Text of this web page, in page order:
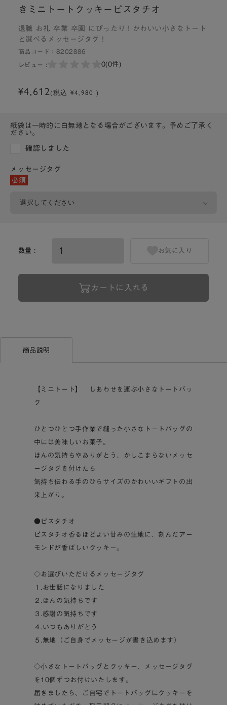
きミニトートクッキーピスタチオ
退職 お礼 卒業 卒園 にぴったり！かわいい小さなトート
と選べるメッセージタグ！
商品コード： 8202886
レビュー : 0(0件)
¥4,612 (税込 ¥4,980 )
紙袋は一時的に白無地となる場合がございます。予めご了承く
ださい。
確認しました
メッセージタグ
必須
数量 :
カートに入れる
お気に入り
商品説明
【ミニトート】 しあわせを運ぶ小さなトートバッ
ク
ひとつひとつ手作業で縫った小さなトートバッグの
中には美味しいお菓子。
ほんの気持ちやありがとう、かしこまらないメッセ
ージタグを付けたら
気持ち伝わる手のひらサイズのかわいいギフトの出
来上がり。
●ピスタチオ
ピスタチオ香るほどよい甘みの生地に、刻んだアー
モンドが香ばしいクッキー。
◇お選びいただけるメッセージタグ
１.お世話になりました
２.ほんの気持ちです
３.感謝の気持ちです
４.いつもありがとう
５.無地（ご自身でメッセージが書き込めます）
◇小さなトートバッグとクッキー、メッセージタグ
を10個ずつお付けいたします。
届きましたら、ご自宅でトートバッグにクッキーを